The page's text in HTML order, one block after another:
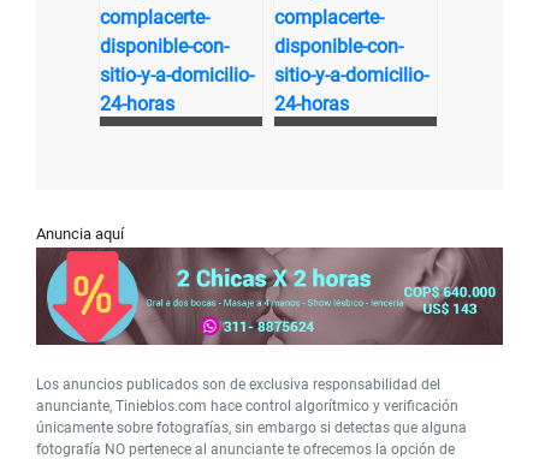
Anuncia aquí
Los anuncios publicados son de exclusiva responsabilidad del
anunciante, Tinieblos.com hace control algorítmico y verificación
únicamente sobre fotografías, sin embargo si detectas que alguna
fotografía NO pertenece al anunciante te ofrecemos la opción de